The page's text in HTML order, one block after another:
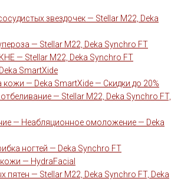
звездочек — Stellar M22, Deka
— Stellar M22, Deka Synchro FT
— Stellar M22, Deka Synchro FT
SmartXide
— Deka SmartXide — Скидки до 20%
— Stellar M22, Deka Synchro FT,
— Неабляционное омоложение — Deka
ногтей — Deka Synchro FT
— HydraFacial
пятен — Stellar M22, Deka Synchro FT, Deka